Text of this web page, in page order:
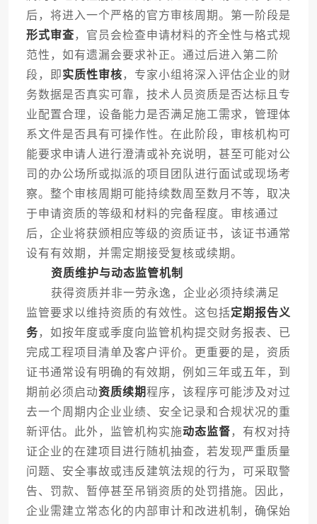
后，将进入一个严格的官方审核周期。第一阶段是
形式审查 ，官员会检查申请材料的齐全性与格式规
范性，如有遗漏会要求补正。通过后进入第二阶
段，即实质性审核 ，专家小组将深入评估企业的财
务数据是否真实可靠，技术人员资质是否达标且专
业配置合理，设备能力是否满足施工需求，管理体
系文件是否具有可操作性。在此阶段，审核机构可
能要求申请人进行澄清或补充说明，甚至可能对公
司的办公场所或拟派的项目团队进行面试或现场考
察。整个审核周期可能持续数周至数月不等，取决
于申请资质的等级和材料的完备程度。审核通过
后，企业将获颁相应等级的资质证书，该证书通常
设有有效期，并需定期接受复核或续期。
资质维护与动态监管机制
获得资质并非一劳永逸，企业必须持续满足
监管要求以维持资质的有效性。这包括定期报告义
务 ，如按年度或季度向监管机构提交财务报表、已
完成工程项目清单及客户评价。更重要的是，资质
证书通常设有明确的有效期，例如三年或五年，到
期前必须启动资质续期程序，该程序可能涉及对过
去一个周期内企业业绩、安全记录和合规状况的重
新评估。此外，监管机构实施动态监督 ，有权对持
证企业的在建项目进行随机抽查，若发现严重质量
问题、安全事故或违反建筑法规的行为，可采取警
告、罚款、暂停甚至吊销资质的处罚措施。因此，
企业需建立常态化的内部审计和改进机制，确保始